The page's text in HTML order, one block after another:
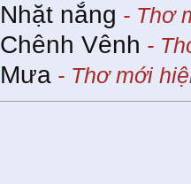
Nhặt nắng - Thơ
Chênh Vênh -
Mưa - Thơ mới